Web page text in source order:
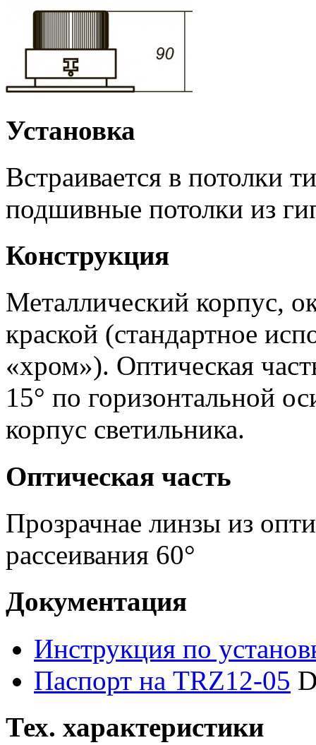
Установка
Встраивается в потолки
подшивные потолки из
Конструкция
Металлический корпус,
краской (стандартное
«хром»). Оптическая
15° по горизонтальной
корпус светильника.
Оптическая часть
Прозрачнае линзы из
рассеивания 60°
Документация
Инструкция по
Паспорт на TRZ12-05
Тех. характеристики